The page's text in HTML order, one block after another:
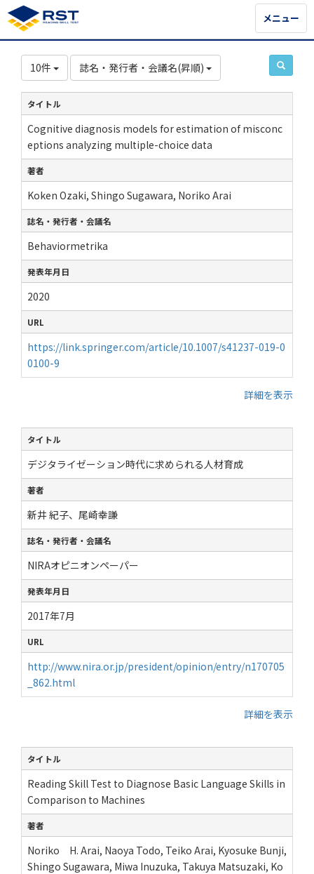
メニュー
メニュー
10件 誌名・発行者・会議名(昇順)
タイトル
Cognitive diagnosis models for estimation of misconc
eptions analyzing multiple-choice data
著者
Koken Ozaki, Shingo Sugawara, Noriko Arai
誌名・発行者・会議名
Behaviormetrika
発表年月日
2020
URL
https://link.springer.com/article/10.1007/s41237-019-0
0100-9
詳細を表示
タイトル
デジタライゼーション時代に求められる人材育成
著者
新井 紀子、尾崎幸謙
誌名・発行者・会議名
NIRAオピニオンペーパー
発表年月日
2017年7月
URL
http://www.nira.or.jp/president/opinion/entry/n170705
_862.html
詳細を表示
タイトル
Reading Skill Test to Diagnose Basic Language Skills in
Comparison to Machines
著者
Noriko H. Arai, Naoya Todo, Teiko Arai, Kyosuke Bunji,
Shingo Sugawara, Miwa Inuzuka, Takuya Matsuzaki, Ko